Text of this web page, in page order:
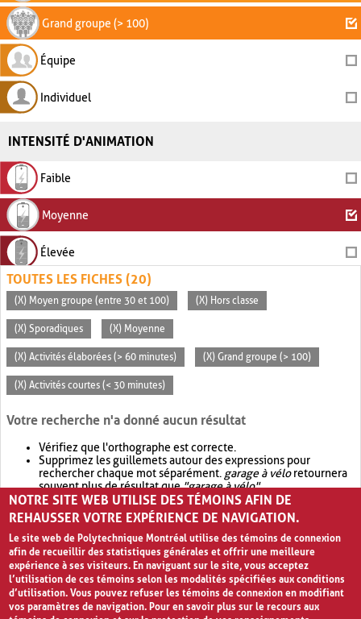
Grand groupe (> 100)
Équipe
Individuel
INTENSITÉ D'ANIMATION
Faible
Moyenne
Élevée
TOUTES LES FICHES (20)
(X) Moyen groupe (entre 30 et 100) (X) Hors classe
(X) Sporadiques (X) Moyenne
(X) Activités élaborées (> 60 minutes) (X) Grand groupe (> 100)
(X) Activités courtes (< 30 minutes)
Votre recherche n'a donné aucun résultat
Vérifiez que l'orthographe est correcte.
Supprimez les guillemets autour des expressions pour
rechercher chaque mot séparément. garage à véloretournera
souvent plus de résultat que"garage à vélo".
Envisagez d'élargir votre recherche avec OR.garage OR vélo
retournera souvent plus de résultat quegarage à vélo
NOTRE SITE WEB UTILISE DES TÉMOINS AFIN DE
REHAUSSER VOTRE EXPÉRIENCE DE NAVIGATION.
Le site web de Polytechnique Montréal utilise des témoins de connexion
afin de recueillir des statistiques générales et offrir une meilleure
expérience à ses visiteurs. En naviguant sur le site, vous acceptez
l’utilisation de ces témoins selon les modalités spécifiées aux conditions
d’utilisation. Vous pouvez refuser les témoins de connexion en modifiant
vos paramètres de navigation. Pour en savoir plus sur le recours aux